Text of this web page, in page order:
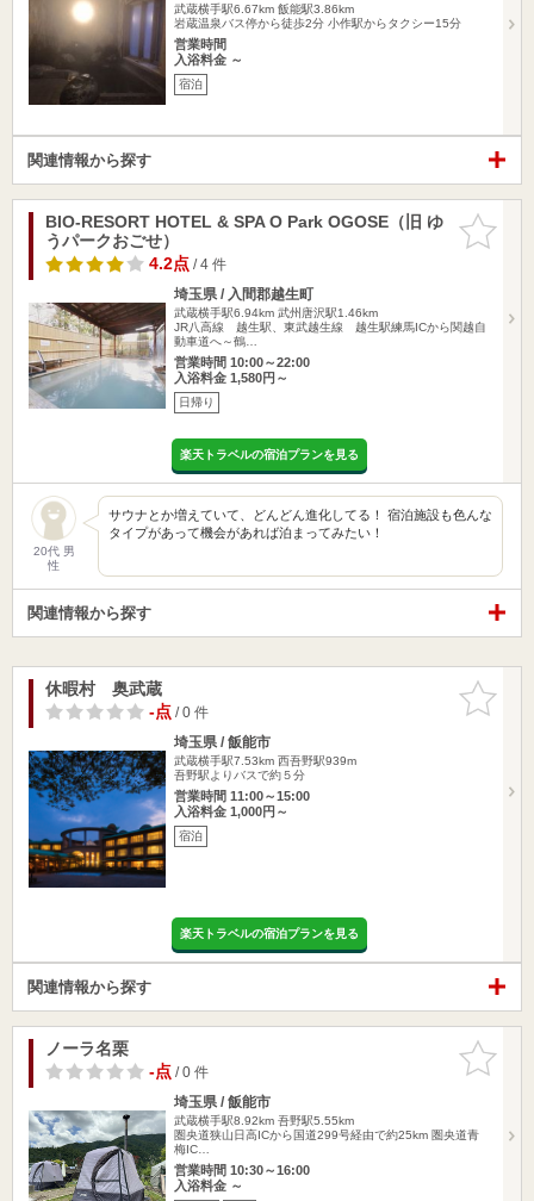
武蔵横手駅6.67km 飯能駅3.86km
岩蔵温泉バス停から徒歩2分 小作駅からタクシー15分
営業時間
入浴料金 ～
宿泊
関連情報から探す
お気に入
りに追加
BIO-RESORT HOTEL & SPA O Park OGOSE（旧 ゆ
うパークおごせ）
4.2点/ 4 件
埼玉県 / 入間郡越生町
武蔵横手駅6.94km 武州唐沢駅1.46km
JR八高線 越生駅、東武越生線 越生駅練馬ICから関越自
動車道へ～鶴…
営業時間 10:00～22:00
入浴料金 1,580円～
日帰り
楽天トラベルの宿泊プランを見る
20代 男
性
サウナとか増えていて、どんどん進化してる！ 宿泊施設も色んな
タイプがあって機会があれば泊まってみたい！
関連情報から探す
お気に入
りに追加
休暇村 奥武蔵
-点/ 0 件
埼玉県 / 飯能市
武蔵横手駅7.53km 西吾野駅939m
吾野駅よりバスで約５分
営業時間 11:00～15:00
入浴料金 1,000円～
宿泊
楽天トラベルの宿泊プランを見る
関連情報から探す
お気に入
りに追加
ノーラ名栗
-点/ 0 件
埼玉県 / 飯能市
武蔵横手駅8.92km 吾野駅5.55km
圏央道狭山日高ICから国道299号経由で約25km 圏央道青
梅IC…
営業時間 10:30～16:00
入浴料金 ～